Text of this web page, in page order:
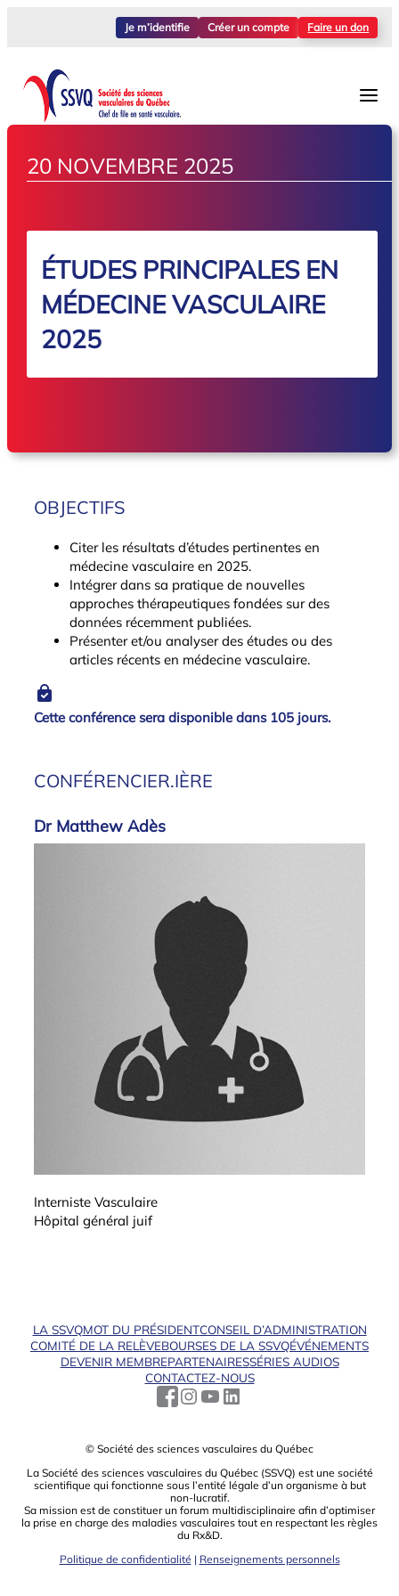
Je m’identifie Créer un compte Faire un don
20 NOVEMBRE 2025
ÉTUDES PRINCIPALES EN
MÉDECINE VASCULAIRE
2025
CONFÉRENCIER.IÈRE
Dr Matthew Adès
Interniste Vasculaire
Hôpital général juif
OBJECTIFS
Citer les résultats d’études pertinentes en
médecine vasculaire en 2025.
Intégrer dans sa pratique de nouvelles
approches thérapeutiques fondées sur des
données récemment publiées.
Présenter et/ou analyser des études ou des
articles récents en médecine vasculaire.
Cette conférence sera disponible dans 105 jours.
LA SSVQMOT DU PRÉSIDENTCONSEIL D’ADMINISTRATION
COMITÉ DE LA RELÈVEBOURSES DE LA SSVQÉVÉNEMENTS
DEVENIR MEMBREPARTENAIRESSÉRIES AUDIOS
CONTACTEZ-NOUS
© Société des sciences vasculaires du Québec
La Société des sciences vasculaires du Québec (SSVQ) est une société
scientiﬁque qui fonctionne sous l’entité légale d’un organisme à but
non-lucratif.
Sa mission est de constituer un forum multidisciplinaire aﬁn d’optimiser
la prise en charge des maladies vasculaires tout en respectant les règles
du Rx&D.
Politique de confidentialité | Renseignements personnels